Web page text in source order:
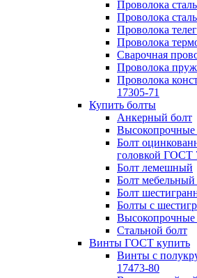
Проволока
Проволока
Проволока
Проволока
Сварочная
Проволока
Проволока
17305-71
Купить болты
Анкерный болт
Высокопрочные
Болт
головкой ГОСТ
Болт лемешный
Болт мебельный
Болт
Болты с
Высокопрочные
Стальной болт
Винты ГОСТ купить
Винты с
17473-80